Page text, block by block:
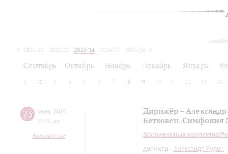
2021/22 2022/23 2023/24 2024/25
2025/26
Сентябрь Октябрь Ноябрь Декабрь Январь
1 2 3 4 5 6 7 8 9 10 12 13 14
23 июня 2024
20:00 вc
Большой зал
Дирижёр –
Бетховен.
Заслуженный коллектив
дирижёр - Александр Рудин